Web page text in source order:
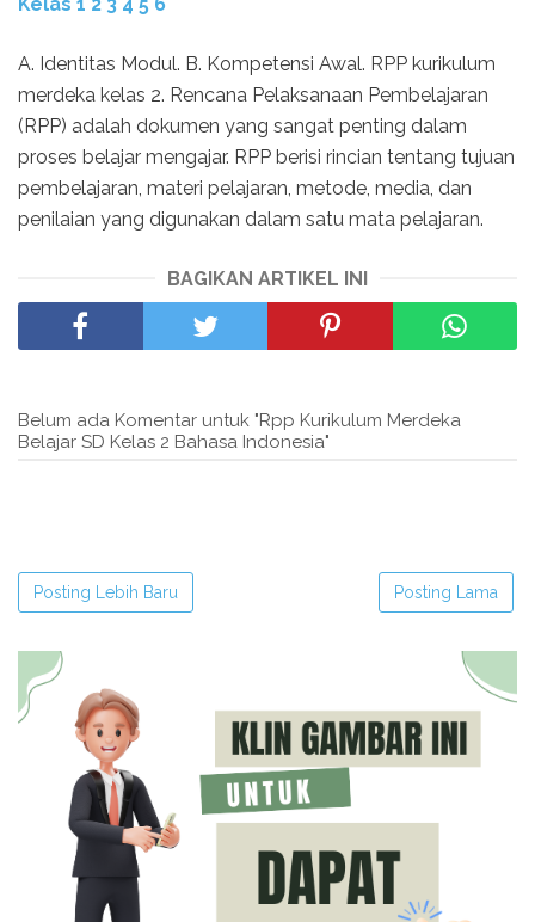
A. Identitas Modul. B. Kompetensi Awal. RPP kurikulum
merdeka kelas 2. Rencana Pelaksanaan Pembelajaran
(RPP) adalah dokumen yang sangat penting dalam
proses belajar mengajar. RPP berisi rincian tentang tujuan
pembelajaran, materi pelajaran, metode, media, dan
penilaian yang digunakan dalam satu mata pelajaran.
BAGIKAN ARTIKEL INI
Belum ada Komentar untuk "Rpp Kurikulum Merdeka
Belajar SD Kelas 2 Bahasa Indonesia"
Posting Lebih Baru Posting Lama